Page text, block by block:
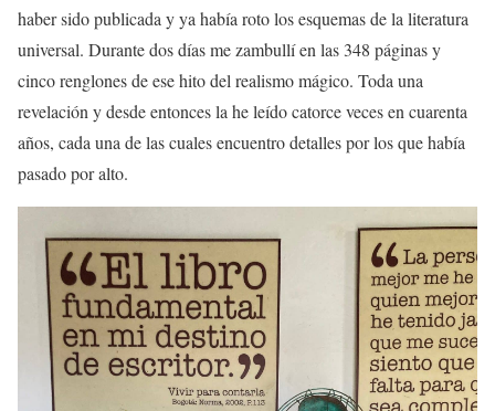
haber sido publicada y ya había roto los esquemas de la literatura
universal. Durante dos días me zambullí en las 348 páginas y
cinco renglones de ese hito del realismo mágico. Toda una
revelación y desde entonces la he leído catorce veces en cuarenta
años, cada una de las cuales encuentro detalles por los que había
pasado por alto.